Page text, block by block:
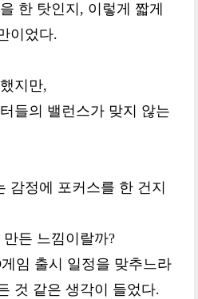
한 탓인지, 이렇게 짧게
이었다.
지만,
들의 밸런스가 맞지 않는
감정에 포커스를 한 건지
든 느낌이랄까?
임 출시 일정을 맞추느라
것 같은 생각이 들었다.